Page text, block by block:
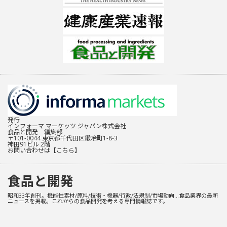
発行
インフォーマ マーケッツ ジャパン株式会社
食品と開発 編集部
〒101-0044 東京都千代田区鍛冶町1-8-3
神田91ビル 2階
お問い合わせは 【こちら】
食品と開発
昭和33年創刊。機能性素材/原料/技術・機器/行政/法規制/市場動向…食品業界の最新
ニュースを掲載。これからの食品開発を考える専門情報誌です。